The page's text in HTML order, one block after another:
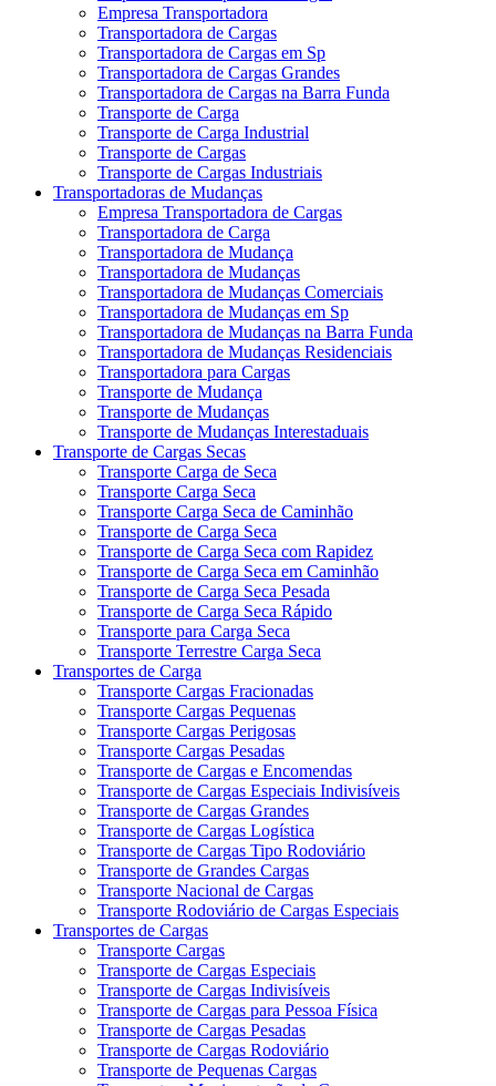
Empresa Transportadora
Transportadora de Cargas
Transportadora de Cargas em Sp
Transportadora de Cargas Grandes
Transportadora de Cargas na Barra Funda
Transporte de Carga
Transporte de Carga Industrial
Transporte de Cargas
Transporte de Cargas Industriais
Transportadoras de Mudanças
Empresa Transportadora de Cargas
Transportadora de Carga
Transportadora de Mudança
Transportadora de Mudanças
Transportadora de Mudanças Comerciais
Transportadora de Mudanças em Sp
Transportadora de Mudanças na Barra Funda
Transportadora de Mudanças Residenciais
Transportadora para Cargas
Transporte de Mudança
Transporte de Mudanças
Transporte de Mudanças Interestaduais
Transporte de Cargas Secas
Transporte Carga de Seca
Transporte Carga Seca
Transporte Carga Seca de Caminhão
Transporte de Carga Seca
Transporte de Carga Seca com Rapidez
Transporte de Carga Seca em Caminhão
Transporte de Carga Seca Pesada
Transporte de Carga Seca Rápido
Transporte para Carga Seca
Transporte Terrestre Carga Seca
Transportes de Carga
Transporte Cargas Fracionadas
Transporte Cargas Pequenas
Transporte Cargas Perigosas
Transporte Cargas Pesadas
Transporte de Cargas e Encomendas
Transporte de Cargas Especiais Indivisíveis
Transporte de Cargas Grandes
Transporte de Cargas Logística
Transporte de Cargas Tipo Rodoviário
Transporte de Grandes Cargas
Transporte Nacional de Cargas
Transporte Rodoviário de Cargas Especiais
Transportes de Cargas
Transporte Cargas
Transporte de Cargas Especiais
Transporte de Cargas Indivisíveis
Transporte de Cargas para Pessoa Física
Transporte de Cargas Pesadas
Transporte de Cargas Rodoviário
Transporte de Pequenas Cargas